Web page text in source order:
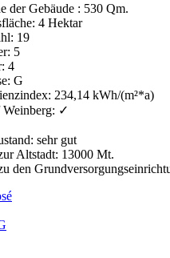
der Gebäude : 530 Qm.
: 4 Hektar
: 19
: 5
: 4
: G
: 234,14 kWh/(m²*a)
: ✓
: sehr gut
Altstadt: 13000 Mt.
den